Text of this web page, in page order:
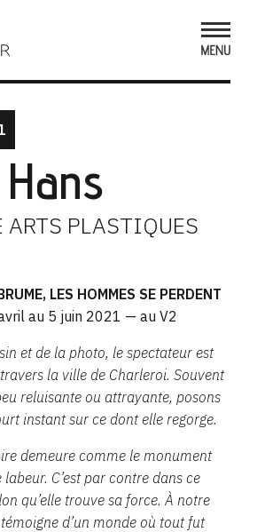
ARTS PLASTIQUES
LES HOMMES SE PERDENT
au 5 juin 2021 — au V2
et de la photo, le spectateur est
la ville de Charleroi. Souvent
reluisante ou attrayante, posons
instant sur ce dont elle regorge.
demeure comme le monument
C’est par contre dans ce
qu’elle trouve sa force. À notre
d’un monde où tout fut